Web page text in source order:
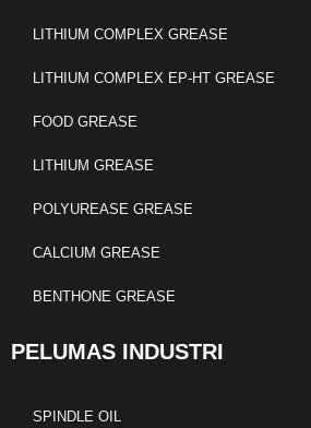
LITHIUM COMPLEX GREASE
LITHIUM COMPLEX EP-HT GREASE
FOOD GREASE
LITHIUM GREASE
POLYUREASE GREASE
CALCIUM GREASE
BENTHONE GREASE
PELUMAS INDUSTRI
SPINDLE OIL